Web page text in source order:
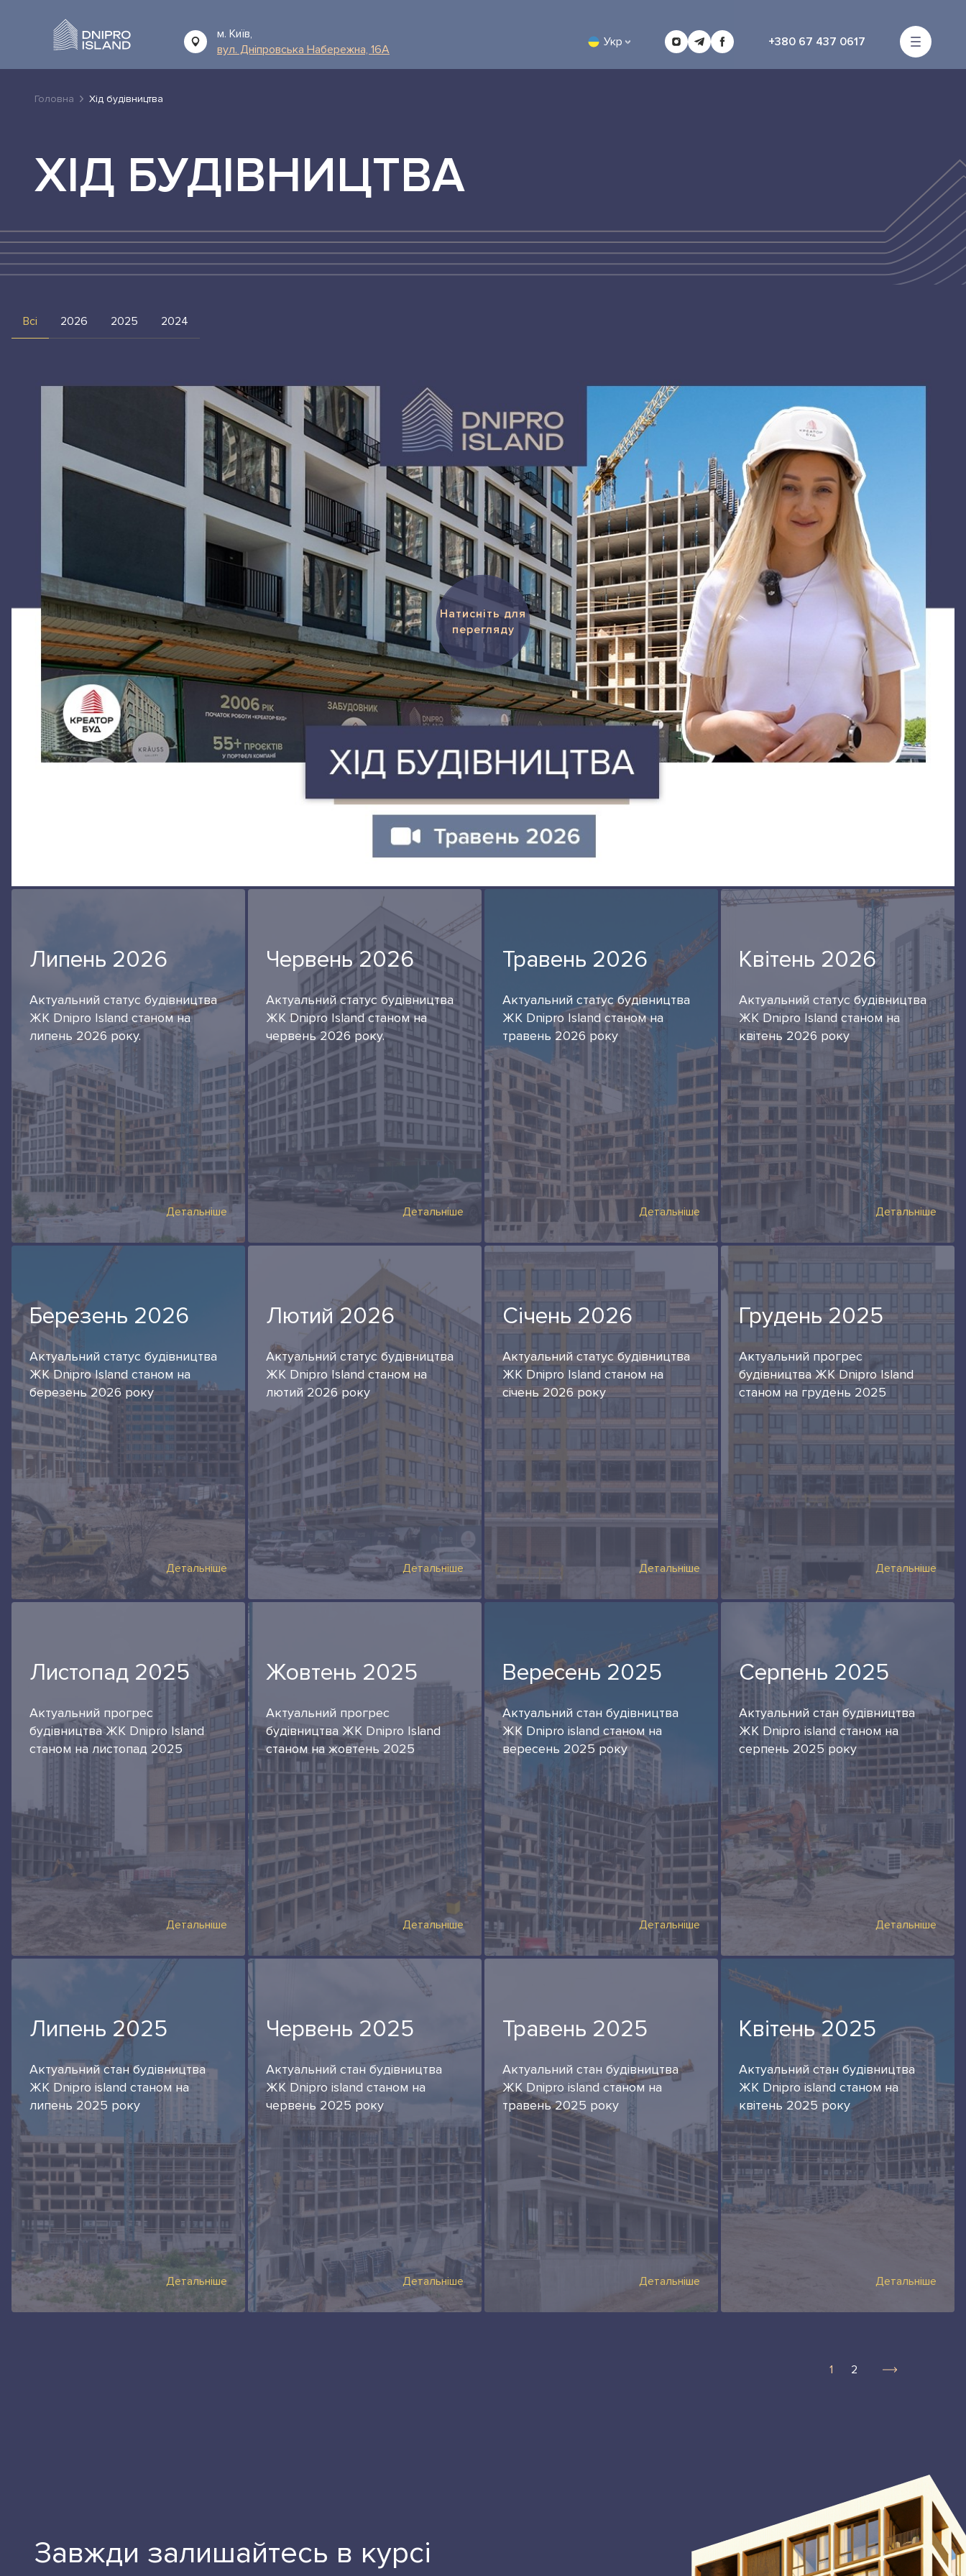
м. Київ,
вул. Дніпровська Набережна, 16А
Укр +380 67 437 0617
Головна Хід будівництва
ХІД БУДІВНИЦТВА
Всі 2026 2025 2024
Натисніть для
перегляду
Липень 2026
Актуальний статус будівництва
ЖК Dnipro Island станом на
липень 2026 року.
Детальніше
Червень 2026
Актуальний статус будівництва
ЖК Dnipro Island станом на
червень 2026 року.
Детальніше
Травень 2026
Актуальний статус будівництва
ЖК Dnipro Island станом на
травень 2026 року
Детальніше
Квітень 2026
Актуальний статус будівництва
ЖК Dnipro Island станом на
квітень 2026 року
Детальніше
Березень 2026
Актуальний статус будівництва
ЖК Dnipro Island станом на
березень 2026 року
Детальніше
Лютий 2026
Актуальний статус будівництва
ЖК Dnipro Island станом на
лютий 2026 року
Детальніше
Січень 2026
Актуальний статус будівництва
ЖК Dnipro Island станом на
січень 2026 року
Детальніше
Грудень 2025
Актуальний прогрес
будівництва ЖК Dnipro Island
станом на грудень 2025
Детальніше
Листопад 2025
Актуальний прогрес
будівництва ЖК Dnipro Island
станом на листопад 2025
Детальніше
Жовтень 2025
Актуальний прогрес
будівництва ЖК Dnipro Island
станом на жовтень 2025
Детальніше
Вересень 2025
Актуальний стан будівництва
ЖК Dnipro island станом на
вересень 2025 року
Детальніше
Серпень 2025
Актуальний стан будівництва
ЖК Dnipro island станом на
серпень 2025 року
Детальніше
Липень 2025
Актуальний стан будівництва
ЖК Dnipro island станом на
липень 2025 року
Детальніше
Червень 2025
Актуальний стан будівництва
ЖК Dnipro island станом на
червень 2025 року
Детальніше
Травень 2025
Актуальний стан будівництва
ЖК Dnipro island станом на
травень 2025 року
Детальніше
Квітень 2025
Актуальний стан будівництва
ЖК Dnipro island станом на
квітень 2025 року
Детальніше
1 2
Завжди залишайтесь в курсі